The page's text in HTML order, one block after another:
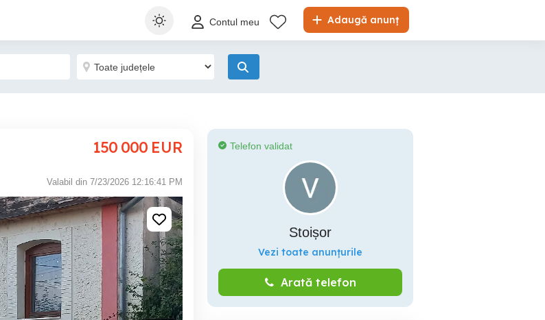
Adaugă anunț
Contul meu
150 000 EUR
Valabil din 7/23/2026 12:16:41 PM
Telefon validat
Stoișor
Vezi toate anunțurile
Arată telefon